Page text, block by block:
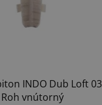
INDO Dub Loft 03
Roh vnútorný